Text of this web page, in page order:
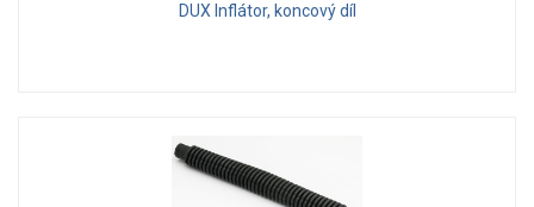
DUX Inflátor, koncový díl